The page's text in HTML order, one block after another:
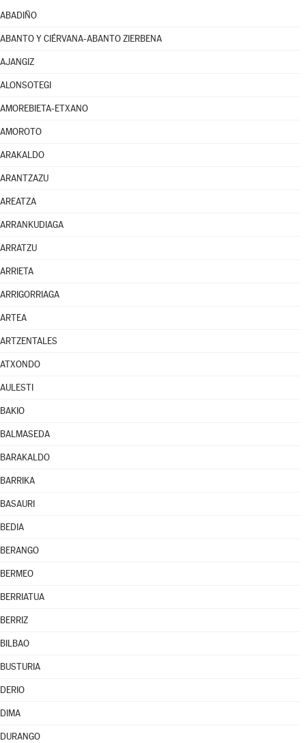
ABADIÑO
ABANTO Y CIÉRVANA-ABANTO ZIERBENA
AJANGIZ
ALONSOTEGI
AMOREBIETA-ETXANO
AMOROTO
ARAKALDO
ARANTZAZU
AREATZA
ARRANKUDIAGA
ARRATZU
ARRIETA
ARRIGORRIAGA
ARTEA
ARTZENTALES
ATXONDO
AULESTI
BAKIO
BALMASEDA
BARAKALDO
BARRIKA
BASAURI
BEDIA
BERANGO
BERMEO
BERRIATUA
BERRIZ
BILBAO
BUSTURIA
DERIO
DIMA
DURANGO